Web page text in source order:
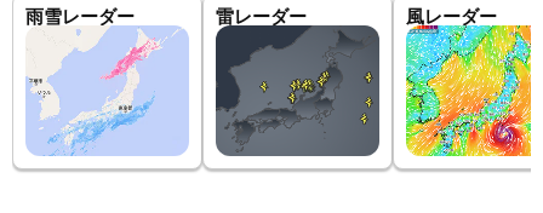
雨雪レーダー 雷レーダー 風レーダー